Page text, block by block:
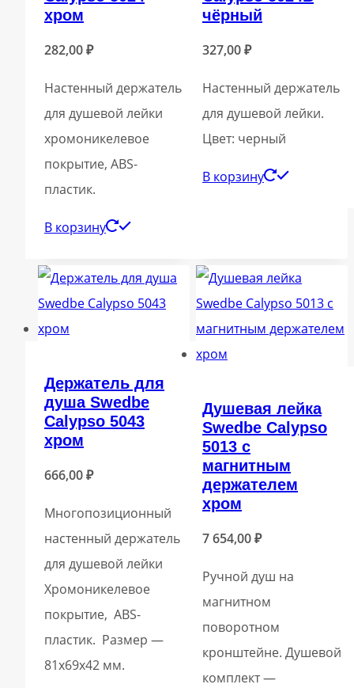
хром
282,00₽
Настенный держатель
для душевой лейки
хромоникелевое
покрытие, ABS-
пластик.
В корзину
чёрный
327,00₽
Настенный держатель
для душевой лейки.
Цвет: черный
В корзину
Держатель для
душа Swedbe
Calypso 5043
хром
666,00₽
Многопозиционный
настенный держатель
для душевой лейки
Хромоникелевое
покрытие, ABS-
пластик. Размер —
81х69х42 мм.
Душевая лейка
Swedbe Calypso
5013 с
магнитным
держателем
хром
7 654,00₽
Ручной душ на
магнитном
поворотном
кронштейне. Душевой
комплект —